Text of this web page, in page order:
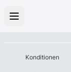
Konditionen